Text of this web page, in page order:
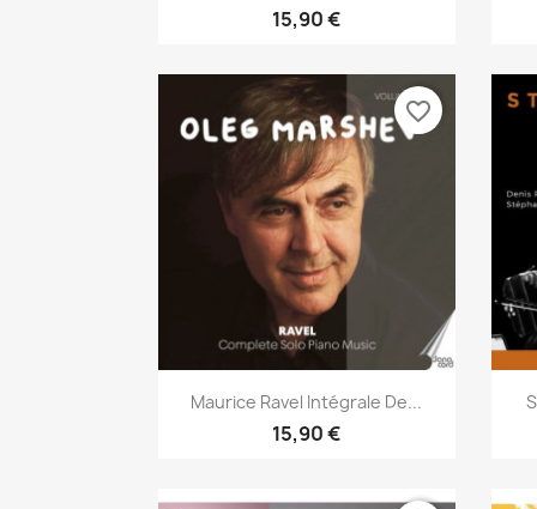
15,90 €
Aperçu rapide
Maurice Ravel Intégrale De...
15,90 €
favorite_border